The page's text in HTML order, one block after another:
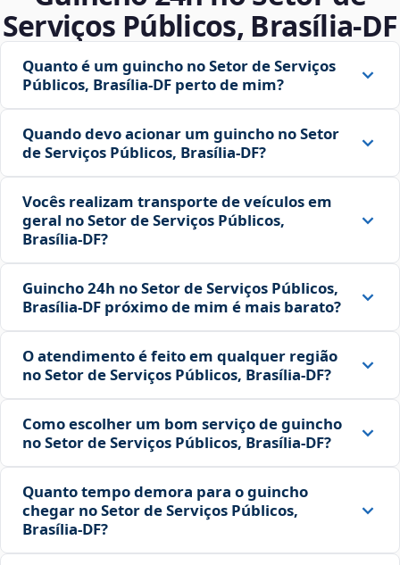
Serviços Públicos, Brasília‑DF
Quanto é um guincho no Setor de Serviços
Públicos, Brasília‑DF perto de mim?
Quando devo acionar um guincho no Setor
de Serviços Públicos, Brasília‑DF?
Vocês realizam transporte de veículos em
geral no Setor de Serviços Públicos,
Brasília‑DF?
Guincho 24h no Setor de Serviços Públicos,
Brasília‑DF próximo de mim é mais barato?
O atendimento é feito em qualquer região
no Setor de Serviços Públicos, Brasília‑DF?
Como escolher um bom serviço de guincho
no Setor de Serviços Públicos, Brasília‑DF?
Quanto tempo demora para o guincho
chegar no Setor de Serviços Públicos,
Brasília‑DF?